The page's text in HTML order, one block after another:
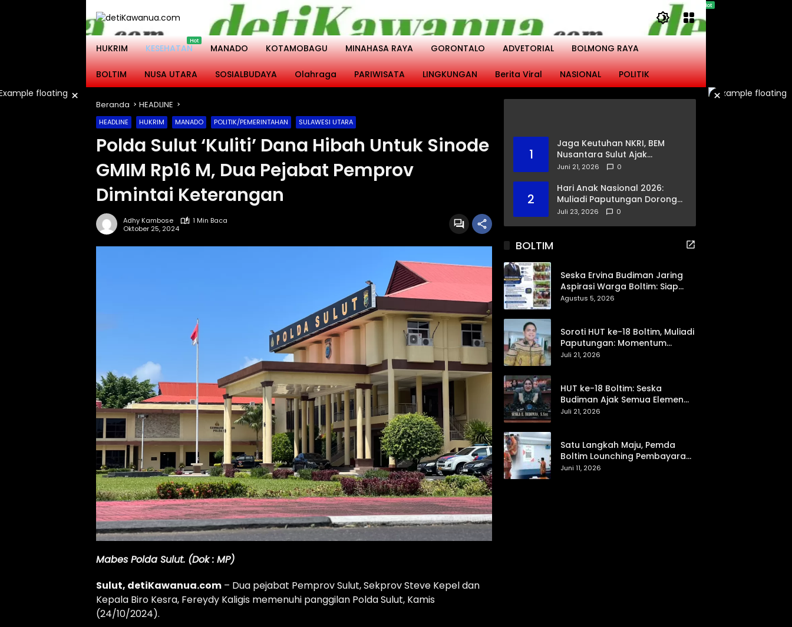
HUKRIM
KESEHATAN MANADO KOTAMOBAGU MINAHASA RAYA GORONTALO ADVETORIAL BOLMONG RAYA
BOLTIM NUSA UTARA SOSIALBUDAYA Olahraga PARIWISATA LINGKUNGAN Berita Viral NASIONAL POLITIK
× ×
Beranda HEADLINE
HEADLINE HUKRIM MANADO POLITIK/PEMERINTAHAN SULAWESI UTARA
Polda Sulut ‘Kuliti’ Dana Hibah Untuk Sinode
GMIM Rp16 M, Dua Pejabat Pemprov
Dimintai Keterangan
Adhy Kambose
1 Min Baca
Oktober 25, 2024
Mabes Polda Sulut. (Dok : MP)
Sulut, detiKawanua.com – Dua pejabat Pemprov Sulut, Sekprov Steve Kepel dan
Kepala Biro Kesra, Fereydy Kaligis memenuhi panggilan Polda Sulut, Kamis
(24/10/2024).
1
Jaga Keutuhan NKRI, BEM
Nusantara Sulut Ajak
Masyarakat Gandeng Polri
Kondusif
Juni 21, 2026 0
2
Hari Anak Nasional 2026:
Muliadi Paputungan Dorong
Pemerataan Akses
Juli 23, 2026 0
BOLTIM
Seska Ervina Budiman Jaring
Aspirasi Warga Boltim: Siap
Perjuangkan IPR, Jalan Trans,
Agustus 5, 2026
Soroti HUT ke-18 Boltim, Muliadi
Paputungan: Momentum
Refleksi Menuju Daerah Mandiri
Juli 21, 2026
HUT ke-18 Boltim: Seska
Budiman Ajak Semua Elemen
Bersinergi untuk Kemajuan
Juli 21, 2026
Satu Langkah Maju, Pemda
Boltim Lounching Pembayaran
PBB Lewat Scan Qris
Juni 11, 2026